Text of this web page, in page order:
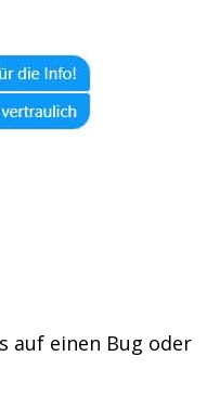
auf einen Bug oder